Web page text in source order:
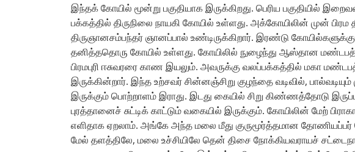
இந்தக் கோயில் மூன்று பகுதியாக இருக்கிறது. பெரிய பகுதியில்
பக்கத்தில் திருநிலை நாயகி கோயில் உள்ளது. அக்கோயிலின் முன்
திருஞானசம்பந்தர் ஞானப்பால் உண்டிருக்கிறார். இரண்டு
தனித்ததொரு கோயில் உள்ளது. கோயிலில் நுழைந்து ஆஸ்தான
பிரமபுரி ஈசுவரரை காண இயலும். அவருக்கு வலப்பக்கத்தில் மகா
இருக்கின்றார். இந்த உற்சவர் சின்னஞ்சிறு குழந்தை வடிவில்,
இருக்கும் பொற்றாளம் இராது. இடது கையில் சிறு கிண்ணத்தோடு
புரத்தானைச் சுட்டிக் காட்டும் வகையில் இருக்கும். கோயிலின் மேற்
எளிதாக ஏறலாம். அங்கே அந்த மலை மீது குருமூர்த்தமான தோணியப்பர்
மேல் தளத்திலே, மலை உச்சியிலே தென் திசை நோக்கியவராயச்